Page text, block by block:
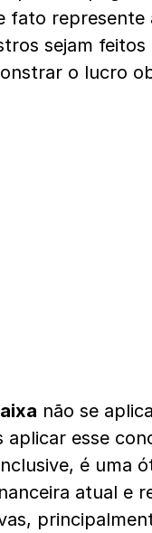
fato represente
sejam
o lucro
não se
aplicar esse
é uma
atual e